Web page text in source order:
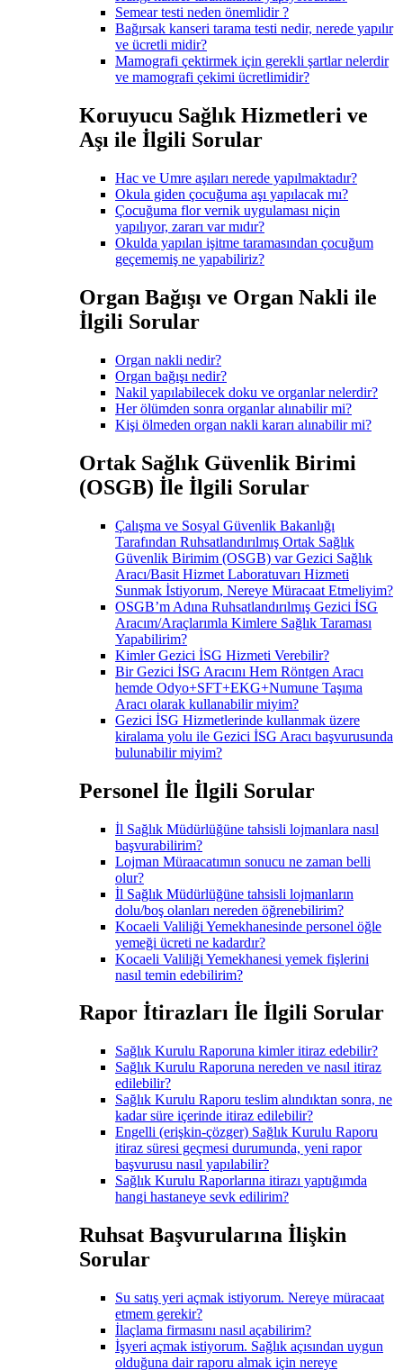
Semear testi neden önemlidir ?
Bağırsak kanseri tarama testi nedir, nerede yapılır
ve ücretli midir?
Mamografi çektirmek için gerekli şartlar nelerdir
ve mamografi çekimi ücretlimidir?
Koruyucu Sağlık Hizmetleri ve
Aşı ile İlgili Sorular
Hac ve Umre aşıları nerede yapılmaktadır?
Okula giden çocuğuma aşı yapılacak mı?
Çocuğuma flor vernik uygulaması niçin
yapılıyor, zararı var mıdır?
Okulda yapılan işitme taramasından çocuğum
geçememiş ne yapabiliriz?
Organ Bağışı ve Organ Nakli ile
İlgili Sorular
Organ nakli nedir?
Organ bağışı nedir?
Nakil yapılabilecek doku ve organlar nelerdir?
Her ölümden sonra organlar alınabilir mi?
Kişi ölmeden organ nakli kararı alınabilir mi?
Ortak Sağlık Güvenlik Birimi
(OSGB) İle İlgili Sorular
Çalışma ve Sosyal Güvenlik Bakanlığı
Tarafından Ruhsatlandırılmış Ortak Sağlık
Güvenlik Birimim (OSGB) var Gezici Sağlık
Aracı/Basit Hizmet Laboratuvarı Hizmeti
Sunmak İstiyorum, Nereye Müracaat Etmeliyim?
OSGB’m Adına Ruhsatlandırılmış Gezici İSG
Aracım/Araçlarımla Kimlere Sağlık Taraması
Yapabilirim?
Kimler Gezici İSG Hizmeti Verebilir?
Bir Gezici İSG Aracını Hem Röntgen Aracı
hemde Odyo+SFT+EKG+Numune Taşıma
Aracı olarak kullanabilir miyim?
Gezici İSG Hizmetlerinde kullanmak üzere
kiralama yolu ile Gezici İSG Aracı başvurusunda
bulunabilir miyim?
Personel İle İlgili Sorular
İl Sağlık Müdürlüğüne tahsisli lojmanlara nasıl
başvurabilirim?
Lojman Müraacatımın sonucu ne zaman belli
olur?
İl Sağlık Müdürlüğüne tahsisli lojmanların
dolu/boş olanları nereden öğrenebilirim?
Kocaeli Valiliği Yemekhanesinde personel öğle
yemeği ücreti ne kadardır?
Kocaeli Valiliği Yemekhanesi yemek fişlerini
nasıl temin edebilirim?
Rapor İtirazları İle İlgili Sorular
Sağlık Kurulu Raporuna kimler itiraz edebilir?
Sağlık Kurulu Raporuna nereden ve nasıl itiraz
edilebilir?
Sağlık Kurulu Raporu teslim alındıktan sonra, ne
kadar süre içerinde itiraz edilebilir?
Engelli (erişkin-çözger) Sağlık Kurulu Raporu
itiraz süresi geçmesi durumunda, yeni rapor
başvurusu nasıl yapılabilir?
Sağlık Kurulu Raporlarına itirazı yaptığımda
hangi hastaneye sevk edilirim?
Ruhsat Başvurularına İlişkin
Sorular
Su satış yeri açmak istiyorum. Nereye müracaat
etmem gerekir?
İlaçlama firmasını nasıl açabilirim?
İşyeri açmak istiyorum. Sağlık açısından uygun
olduğuna dair raporu almak için nereye